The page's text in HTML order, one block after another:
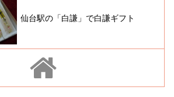
仙台駅の「白謙」で白謙ギフト